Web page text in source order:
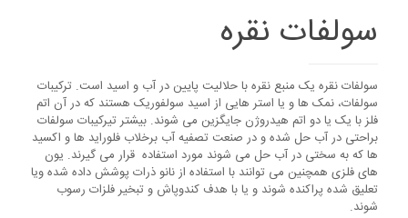
سولفات نقره
سولفات نقره یک منبع نقره با حلالیت پایین در آب و اسید است. ترکیبات
سولفات، نمک ها و یا استر هایی از اسید سولفوریک هستند که در آن اتم
فلز با یک یا دو اتم هیدروژن جایگزین می شوند. بیشتر تیرکیبات سولفات
براحتی در آب حل شده و در صنعت تصفیه آب برخلاب فلوراید ها و اکسید
ها که به سختی در آب حل می شوند مورد استفاده قرار می گیرند. یون
های فلزی همچنین می توانند با استفاده از نانو ذرات پوشش داده شده ویا
تعلیق شده پراکنده شوند و یا با هدف کندوپاش و تبخیر فلزات رسوب
شوند.